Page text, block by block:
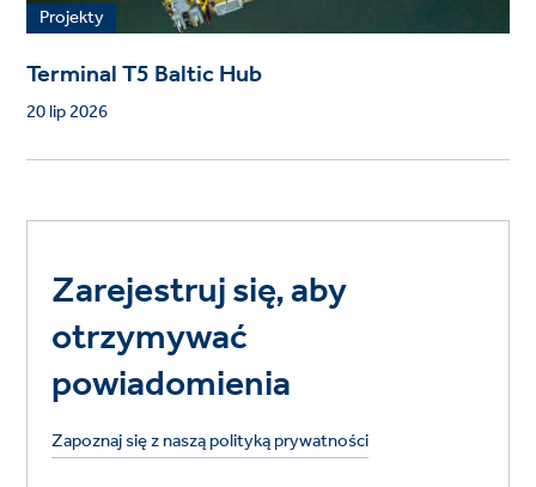
Projekty
Terminal T5 Baltic Hub
20 lip 2026
Zarejestruj się, aby
otrzymywać
powiadomienia
Zapoznaj się z naszą polityką prywatności